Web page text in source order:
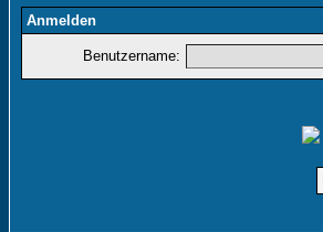
Anmelden
Benutzername: